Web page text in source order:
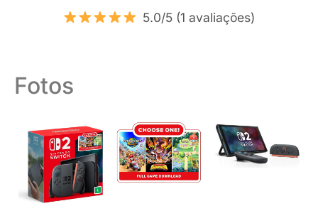
5.0/5 (1 avaliações)
Fotos